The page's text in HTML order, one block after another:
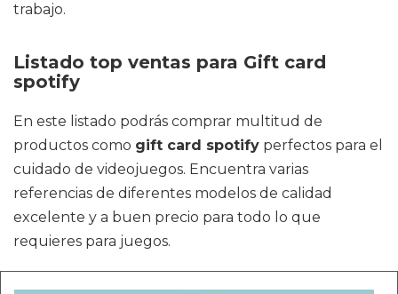
trabajo.
Listado top ventas para Gift card
spotify
En este listado podrás comprar multitud de
productos como gift card spotify perfectos para el
cuidado de videojuegos. Encuentra varias
referencias de diferentes modelos de calidad
excelente y a buen precio para todo lo que
requieres para juegos.